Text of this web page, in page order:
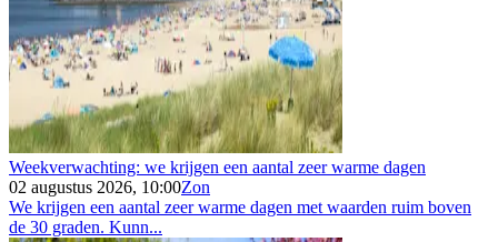
Weekverwachting: we krijgen een aantal zeer warme dagen
02 augustus 2026, 10:00Zon
We krijgen een aantal zeer warme dagen met waarden ruim boven
de 30 graden. Kunn...